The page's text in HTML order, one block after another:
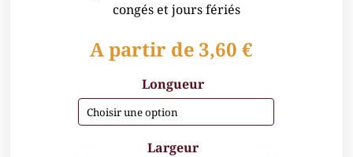
congés et jours fériés
A partir de 3,60 €
Longueur
Largeur